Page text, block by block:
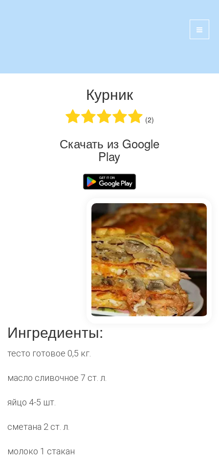
Курник
(2)
Скачать из Google
Play
Ингредиенты:
тесто готовое 0,5 кг.
масло сливочное 7 ст. л.
яйцо 4-5 шт.
сметана 2 ст. л.
молоко 1 стакан